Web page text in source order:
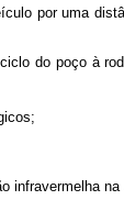
por uma
do poço à